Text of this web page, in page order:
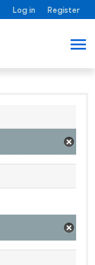
Log in Register